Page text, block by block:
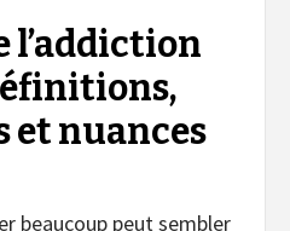
l’addiction
et nuances
beaucoup peut sembler